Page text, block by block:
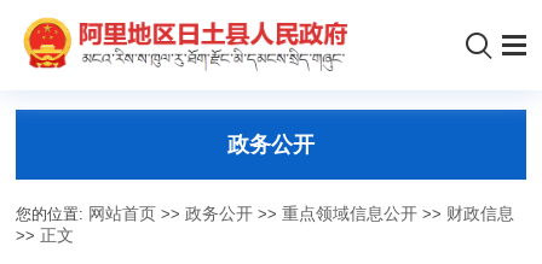
政务公开
您的位置: 网站首页 >>政务公开 >>重点领域信息公开 >> 财政信息
>> 正文